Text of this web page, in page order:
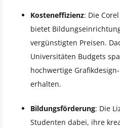
Kosteneffizienz: Die
bietet
vergünstigten Preisen.
Universitäten Budgets
hochwertige
erhalten.
Bildungsförderung: Die
Studenten dabei, ihre